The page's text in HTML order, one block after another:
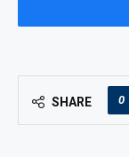
SHARE 0